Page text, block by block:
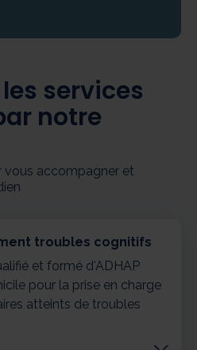
services
notre
vous accompagner et
troubles cognitifs
et formé d'ADHAP
pour la prise en charge
atteints de troubles